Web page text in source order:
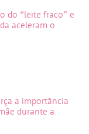
do “leite fraco” e
aceleram o
a importância
durante a